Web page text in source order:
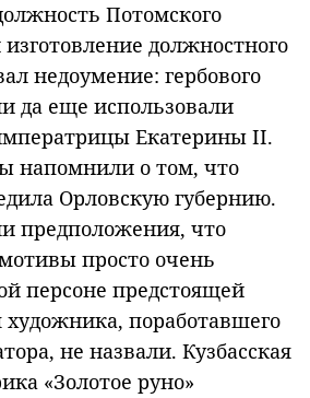
Потомского
изготовление должностного
недоумение: гербового
да еще использовали
Екатерины II.
напомнили о том, что
Орловскую губернию.
предположения, что
просто очень
персоне предстоящей
поработавшего
не назвали. Кузбасская
«Золотое руно»